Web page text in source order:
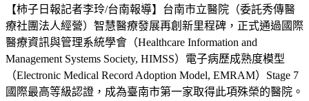
【柿子日報記者李玲/台南報導】台南市立醫院（委託秀傳醫
療社團法人經營）智慧醫療發展再創新里程碑，正式通過國際
醫療資訊與管理系統學會（Healthcare Information and
Management Systems Society, HIMSS）電子病歷成熟度模型
（Electronic Medical Record Adoption Model, EMRAM）Stage 7
國際最高等級認證，成為臺南市第一家取得此項殊榮的醫院。